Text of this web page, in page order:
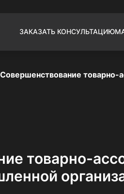
ЗАКАЗАТЬ КОНСУЛЬТАЦИЮ
товарно-